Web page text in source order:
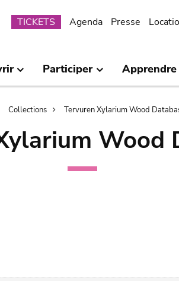
Submenu
TICKETS Agenda Presse
Participer Apprendre
Collections Tervuren Xylarium Wood
Wood